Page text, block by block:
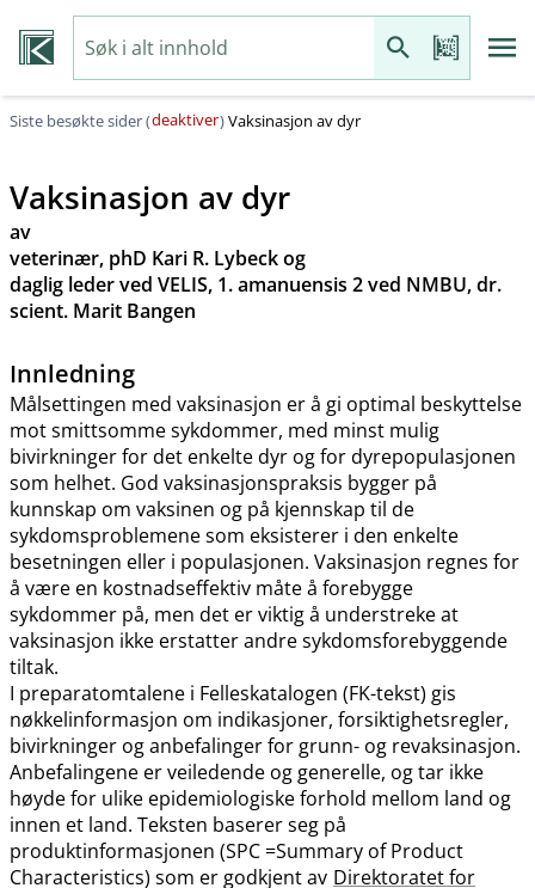
Siste besøkte sider (deaktiver)Vaksinasjon av dyr
Vaksinasjon av dyr
av
veterinær, phD Kari R. Lybeck og
daglig leder ved VELIS, 1. amanuensis 2 ved NMBU, dr.
scient. Marit Bangen
Innledning
Målsettingen med vaksinasjon er å gi optimal beskyttelse
mot smittsomme sykdommer, med minst mulig
bivirkninger for det enkelte dyr og for dyrepopulasjonen
som helhet. God vaksinasjonspraksis bygger på
kunnskap om vaksinen og på kjennskap til de
sykdomsproblemene som eksisterer i den enkelte
besetningen eller i populasjonen. Vaksinasjon regnes for
å være en kostnadseffektiv måte å forebygge
sykdommer på, men det er viktig å understreke at
vaksinasjon ikke erstatter andre sykdomsforebyggende
tiltak.
I preparatomtalene i Felleskatalogen (FK-tekst) gis
nøkkelinformasjon om indikasjoner, forsiktighetsregler,
bivirkninger og anbefalinger for grunn- og revaksinasjon.
Anbefalingene er veiledende og generelle, og tar ikke
høyde for ulike epidemiologiske forhold mellom land og
innen et land. Teksten baserer seg på
produktinformasjonen (SPC =Summary of Product
Characteristics) som er godkjent av Direktoratet for